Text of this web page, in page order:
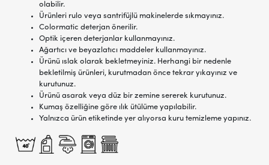
olabilir.
Ürünleri rulo veya santrifüjlü makinelerde sıkmayınız.
Colormatic deterjan önerilir.
Optik içeren deterjanlar kullanmayınız.
Ağartıcı ve beyazlatıcı maddeler kullanmayınız.
Ürünü ıslak olarak bekletmeyiniz. Herhangi bir nedenle
bekletilmiş ürünleri, kurutmadan önce tekrar yıkayınız ve
kurutunuz.
Ürünü asarak veya düz bir zemine sererek kurutunuz.
Kumaş özelliğine göre ılık ütülüme yapılabilir.
Yalnızca ürün etiketinde yer alıyorsa kuru temizleme yapınız.